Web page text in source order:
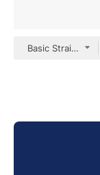
Basic Straight